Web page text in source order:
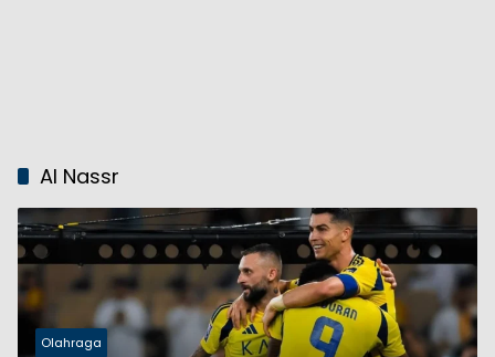
Al Nassr
Olahraga